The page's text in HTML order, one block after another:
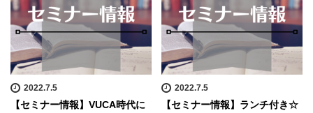
2022.7.5
【セミナー情報】VUCA時代に
2022.7.5
【セミナー情報】ランチ付き☆